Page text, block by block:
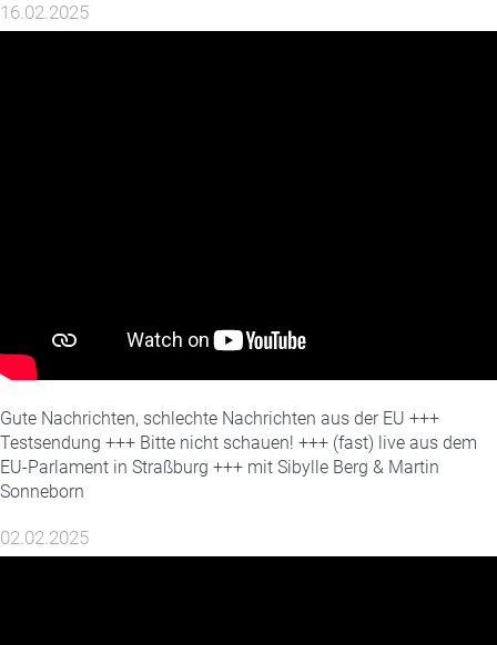
16.02.2025
Gute Nachrichten, schlechte Nachrichten aus der EU +++
Testsendung +++ Bitte nicht schauen! +++ (fast) live aus dem
EU-Parlament in Straßburg +++ mit Sibylle Berg & Martin
Sonneborn
02.02.2025